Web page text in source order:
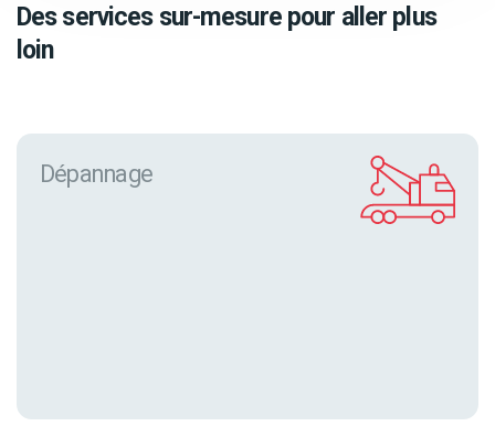
Des services sur-mesure pour aller plus
loin
Dépannage